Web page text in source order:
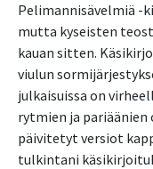
Pelimannisävelmiä -
mutta kyseisten
kauan sitten.
viulun
julkaisuissa on
rytmien ja pariäänien
päivitetyt versiot
tulkintani